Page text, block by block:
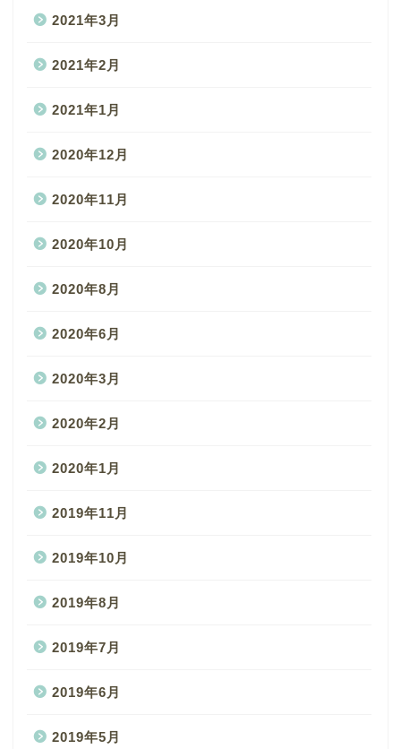
2021年3月
2021年2月
2021年1月
2020年12月
2020年11月
2020年10月
2020年8月
2020年6月
2020年3月
2020年2月
2020年1月
2019年11月
2019年10月
2019年8月
2019年7月
2019年6月
2019年5月